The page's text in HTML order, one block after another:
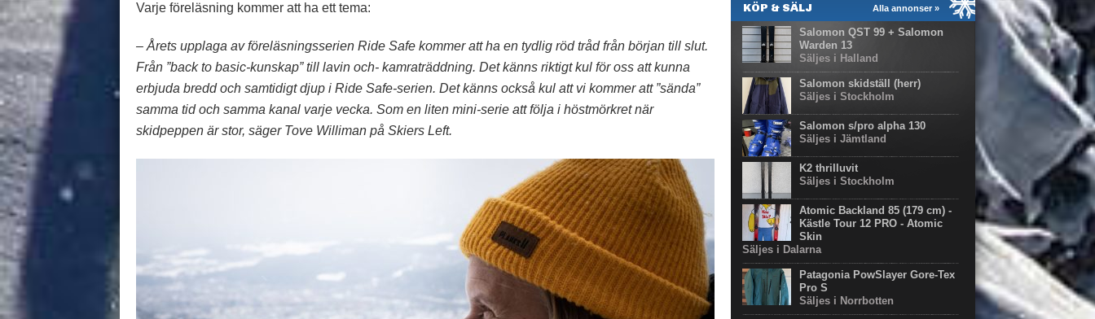
Varje föreläsning kommer att ha ett tema:
– Årets upplaga av föreläsningsserien Ride Safe kommer att ha en tydlig röd tråd från början till slut.
Från ”back to basic-kunskap” till lavin och- kamraträddning. Det känns riktigt kul för oss att kunna
erbjuda bredd och samtidigt djup i Ride Safe-serien. Det känns också kul att vi kommer att ”sända”
samma tid och samma kanal varje vecka. Som en liten mini-serie att följa i höstmörkret när
skidpeppen är stor, säger Tove Williman på Skiers Left.
Alla annonser »
KÖP & SÄLJ
Salomon QST 99 + Salomon
Warden 13
Säljes i Halland
Salomon skidställ (herr)
Säljes i Stockholm
Salomon s/pro alpha 130
Säljes i Jämtland
K2 thrilluvit
Säljes i Stockholm
Atomic Backland 85 (179 cm) -
Kästle Tour 12 PRO - Atomic
Skin
Säljes i Dalarna
Patagonia PowSlayer Gore-Tex
Pro S
Säljes i Norrbotten